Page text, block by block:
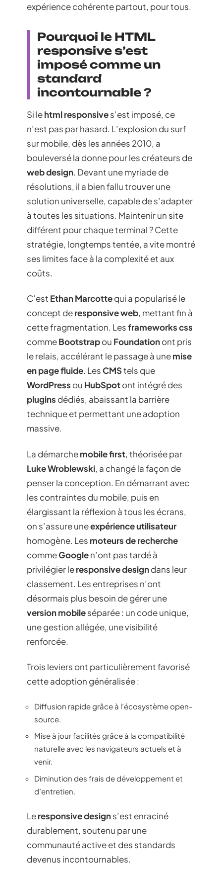
expérience cohérente partout, pour tous.
Pourquoi le HTML
responsive s’est
imposé comme un
standard
incontournable ?
Si lehtml responsives’est imposé, ce
n’est pas par hasard. L’explosion du surf
sur mobile, dès les années 2010, a
bouleversé la donne pour les créateurs de
web design. Devant une myriade de
résolutions, il a bien fallu trouver une
solution universelle, capable de s’adapter
à toutes les situations. Maintenir un site
différent pour chaque terminal ? Cette
stratégie, longtemps tentée, a vite montré
ses limites face à la complexité et aux
coûts.
C’est Ethan Marcottequi a popularisé le
concept deresponsive web, mettant fin à
cette fragmentation. Lesframeworks css
commeBootstrapou Foundationont pris
le relais, accélérant le passage à unemise
en page fluide. LesCMStels que
WordPress ou HubSpotont intégré des
plugins dédiés, abaissant la barrière
technique et permettant une adoption
massive.
La démarchemobile first, théorisée par
Luke Wroblewski, a changé la façon de
penser la conception. En démarrant avec
les contraintes du mobile, puis en
élargissant la réflexion à tous les écrans,
on s’assure uneexpérience utilisateur
homogène. Les moteurs de recherche
commeGooglen’ont pas tardé à
privilégier leresponsive designdans leur
classement. Les entreprises n’ont
désormais plus besoin de gérer une
version mobileséparée : un code unique,
une gestion allégée, une visibilité
renforcée.
Trois leviers ont particulièrement favorisé
cette adoption généralisée :
Diffusion rapide grâce à l’écosystème open-
source.
Mise à jour facilités grâce à la compatibilité
naturelle avec les navigateurs actuels et à
venir.
Diminution des frais de développement et
d’entretien.
Leresponsive designs’est enraciné
durablement, soutenu par une
communauté active et des standards
devenus incontournables.